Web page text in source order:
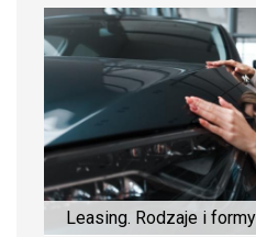
Leasing. Rodzaje i formy